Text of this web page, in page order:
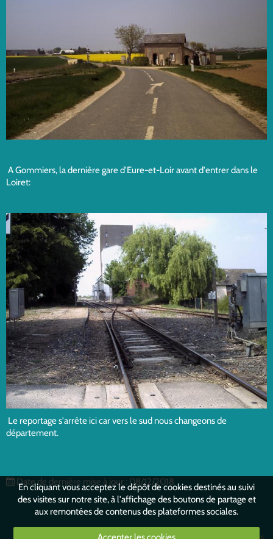
A Gommiers, la dernière gare d'Eure-et-Loir avant d'entrer dans le
Loiret:
Le reportage s'arrête ici car vers le sud nous changeons de
département.
Date de dernière mise à jour : 08/12/2018
En cliquant vous acceptez le dépôt de cookies destinés au suivi
des visites sur notre site, à l'affichage des boutons de partage et
aux remontées de contenus des plateformes sociales.